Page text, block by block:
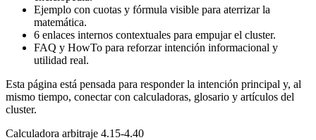
Ejemplo con cuotas y fórmula visible para aterrizar la
matemática.
6 enlaces internos contextuales para empujar el cluster.
FAQ y HowTo para reforzar intención informacional y
utilidad real.
Esta página está pensada para responder la intención principal y, al
mismo tiempo, conectar con calculadoras, glosario y artículos del
cluster.
Calculadora arbitraje 4.15-4.40